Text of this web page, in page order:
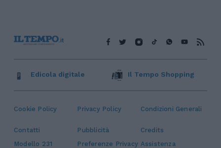
Cookie Policy Privacy Policy Condizioni Generali
Contatti Pubblicità
Credits
Modello 231
Preferenze Privacy Assistenza
Edicola digitale Il Tempo Shopping